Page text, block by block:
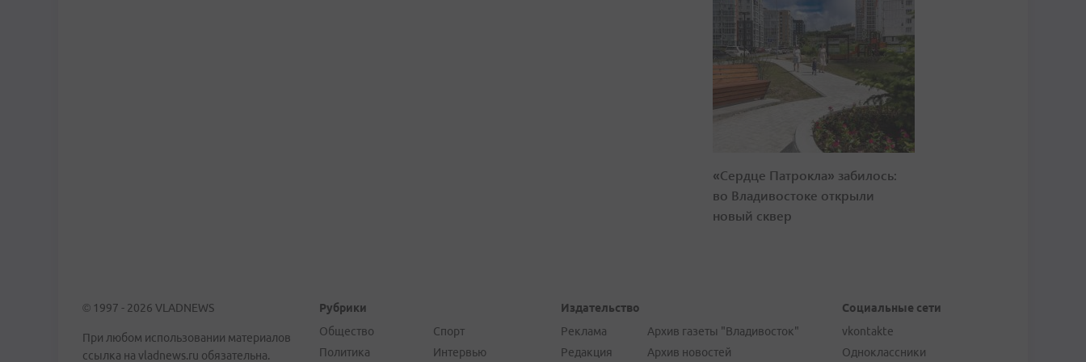
«Сердце Патрокла» забилось:
во Владивостоке открыли
новый сквер
© 1997 - 2026 VLADNEWS
При любом использовании материалов
ссылка на vladnews.ru обязательна.
Рубрики
Общество
Политика
Спорт
Интервью
Издательство
Реклама
Редакция
Архив газеты "Владивосток"
Архив новостей
Социальные сети
vkontakte
Одноклассники